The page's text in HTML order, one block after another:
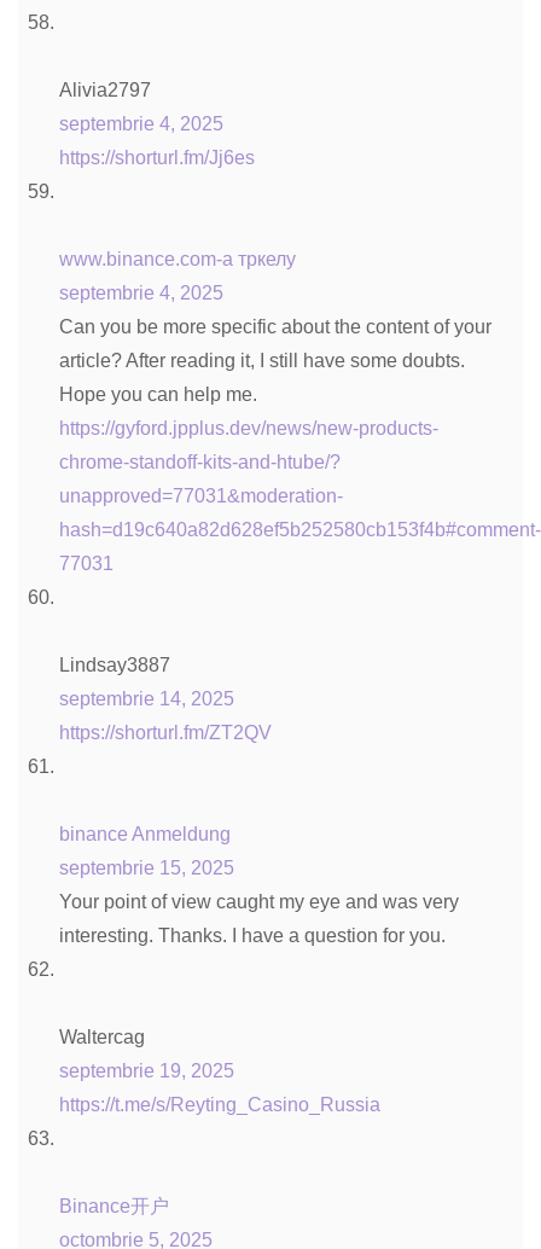
Alivia2797
septembrie 4, 2025
https://shorturl.fm/Jj6es
www.binance.com-а тркелу
septembrie 4, 2025
Can you be more specific about the content of your
article? After reading it, I still have some doubts.
Hope you can help me.
https://gyford.jpplus.dev/news/new-products-
chrome-standoff-kits-and-htube/?
unapproved=77031&moderation-
hash=d19c640a82d628ef5b252580cb153f4b#comment-
77031
Lindsay3887
septembrie 14, 2025
https://shorturl.fm/ZT2QV
binance Anmeldung
septembrie 15, 2025
Your point of view caught my eye and was very
interesting. Thanks. I have a question for you.
Waltercag
septembrie 19, 2025
https://t.me/s/Reyting_Casino_Russia
Binance开户
octombrie 5, 2025